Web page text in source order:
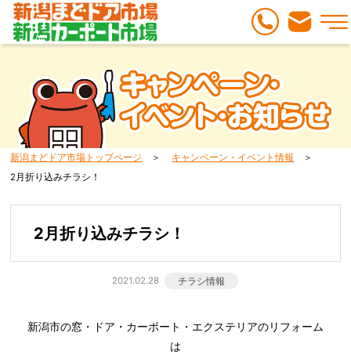
新潟まどドア市場トップページ
キャンペーン・イベント情報
2月折り込みチラシ！
2月折り込みチラシ！
2021.02.28 チラシ情報
新潟市の窓・ドア・カーポート・エクステリアのリフォーム
は